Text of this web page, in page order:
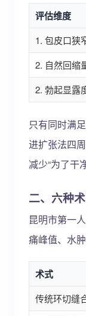
评估维度
1. 包皮口狭
2. 自然回缩
2. 勃起显露
只有同时满
进扩张法四
减少“为了干
二、六种
昆明市第一
痛峰值、水
术式
传统环切缝